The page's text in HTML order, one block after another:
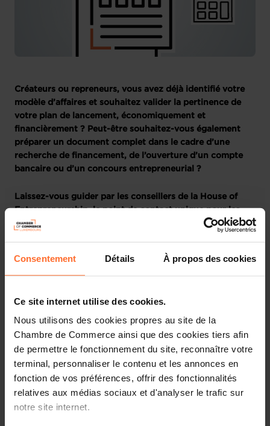
Consentement Détails À propos des cookies
Ce site internet utilise des cookies.
Nous utilisons des cookies propres au site de la
Chambre de Commerce ainsi que des cookies tiers afin
de permettre le fonctionnement du site, reconnaître votre
terminal, personnaliser le contenu et les annonces en
fonction de vos préférences, offrir des fonctionnalités
relatives aux médias sociaux et d'analyser le trafic sur
notre site internet.
Créateurs ou repreneurs, vous avez déjà identifié votre
modèle d’affaires et souhaitez valider la pertinence de
votre plan de lancement, économiquement et
financièrement ? Peut-être souhaitez-vous également
préparer un document complet dans le cadre d’une
recherche de financement, de l’ouverture d’un compte
bancaire ou d’un concours entrepreneurial ?
Laissez-vous guider par les conseillers de la House of
Entrepreneurship, le point de contact unique pour les
entrepreneurs au Luxembourg
fondamentaux du Business Plan et du Plan financier. Elle
vous fournira toutes les informations nécessaires pour
financière efficace pour votre entreprise, à travers un
tutoriel divisé en 2 parties, suivi d’une session de
questions-réponses en direct.